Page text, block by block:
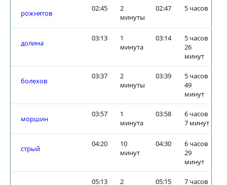
рожнятов
02:45
2
минуты
02:47 5 часов
долина
03:13
1
минута
03:14
5 часов
26
минут
болехов
03:37
2
минуты
03:39
5 часов
49
минут
моршин
03:57
1
минута
03:58
6 часов
7 минут
стрый
04:20
10
минут
04:30
6 часов
29
минут
05:13 2 05:15 7 часов